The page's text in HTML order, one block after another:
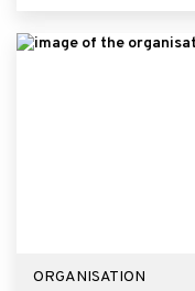
ORGANISATION